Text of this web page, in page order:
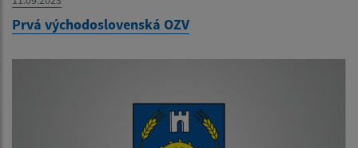
Prvá východoslovenská OZV